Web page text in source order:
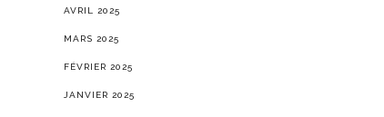
AVRIL 2025
MARS 2025
FÉVRIER 2025
JANVIER 2025